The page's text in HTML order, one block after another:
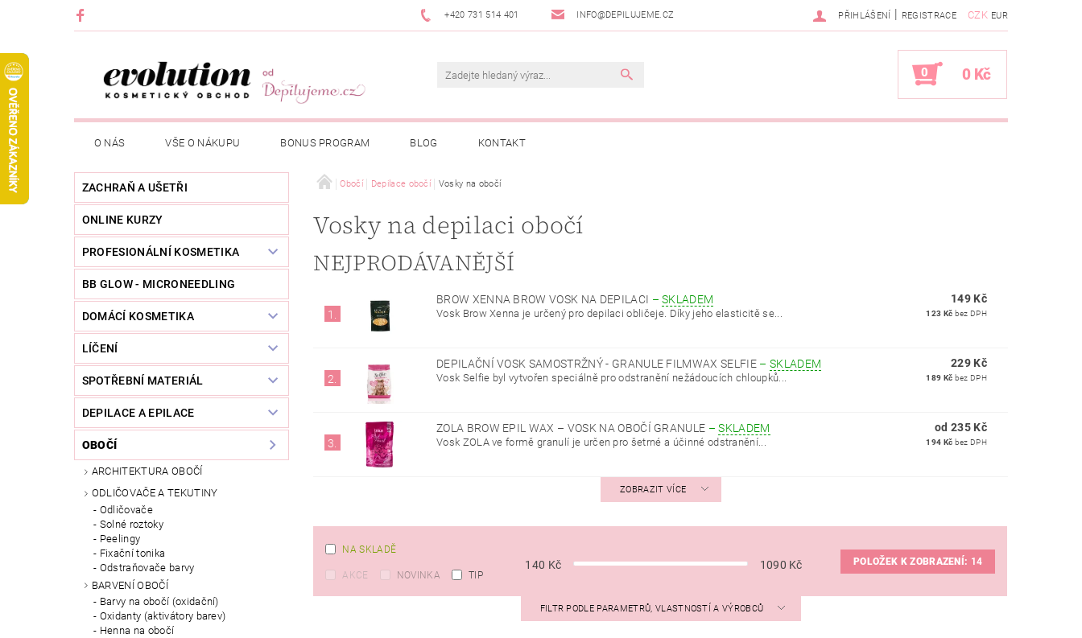
+420 731 514 401 INFO@DEPILUJEME.CZ CZK EUR
PŘIHLÁŠENÍ | REGISTRACE
0 0 Kč
O NÁS VŠE O NÁKUPU BONUS PROGRAM BLOG KONTAKT
ZACHRAŇ A UŠETŘI
ONLINE KURZY
PROFESIONÁLNÍ KOSMETIKA
BB GLOW - MICRONEEDLING
DOMÁCÍ KOSMETIKA
LÍČENÍ
SPOTŘEBNÍ MATERIÁL
DEPILACE A EPILACE
OBOČÍ
ARCHITEKTURA OBOČÍ
ODLIČOVAČE A TEKUTINY
Odličovače
Solné roztoky
Peelingy
Fixační tonika
Odstraňovače barvy
BARVENÍ OBOČÍ
Barvy na obočí (oxidační)
Oxidanty (aktivátory barev)
Henna na obočí
Obočí Depilace obočí Vosky na obočí
Vosky na depilaci obočí
NEJPRODÁVANĚJŠÍ
1.
BROW XENNA BROW VOSK NA DEPILACI –SKLADEM
Vosk Brow Xenna je určený pro depilaci obličeje. Díky jeho elasticitě se...
149 Kč
123 Kč bez DPH
2.
DEPILAČNÍ VOSK SAMOSTRŽNÝ - GRANULE FILMWAX SELFIE – SKLADEM
Vosk Selfie byl vytvořen speciálně pro odstranění nežádoucích chloupků...
229 Kč
189 Kč bez DPH
3.
ZOLA BROW EPIL WAX – VOSK NA OBOČÍ GRANULE –SKLADEM
Vosk ZOLA ve formě granulí je určen pro šetrné a účinné odstranění...
od 235 Kč
194 Kč bez DPH
ZOBRAZIT VÍCE
NA SKLADĚ
AKCE NOVINKA TIP
140 Kč 1090 Kč POLOŽEK K ZOBRAZENÍ: 14
FILTR PODLE PARAMETRŮ, VLASTNOSTÍ A VÝROBCŮ